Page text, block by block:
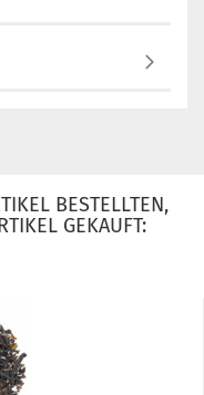
BESTELLTEN,
GEKAUFT: